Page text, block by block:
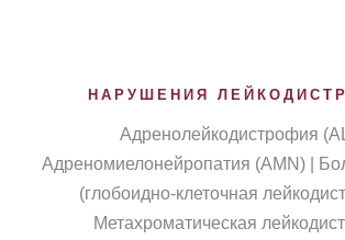
НАРУШЕНИЯ
Адренолейкодистрофия
Адреномиелонейропатия (AMN) |
(глобоидно-клеточная
Метахроматическая